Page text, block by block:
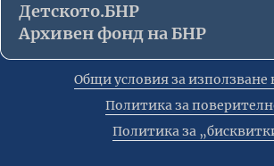
Детското.БНР
Архивен фонд на БНР
Общи условия за използване
Политика за
Политика за